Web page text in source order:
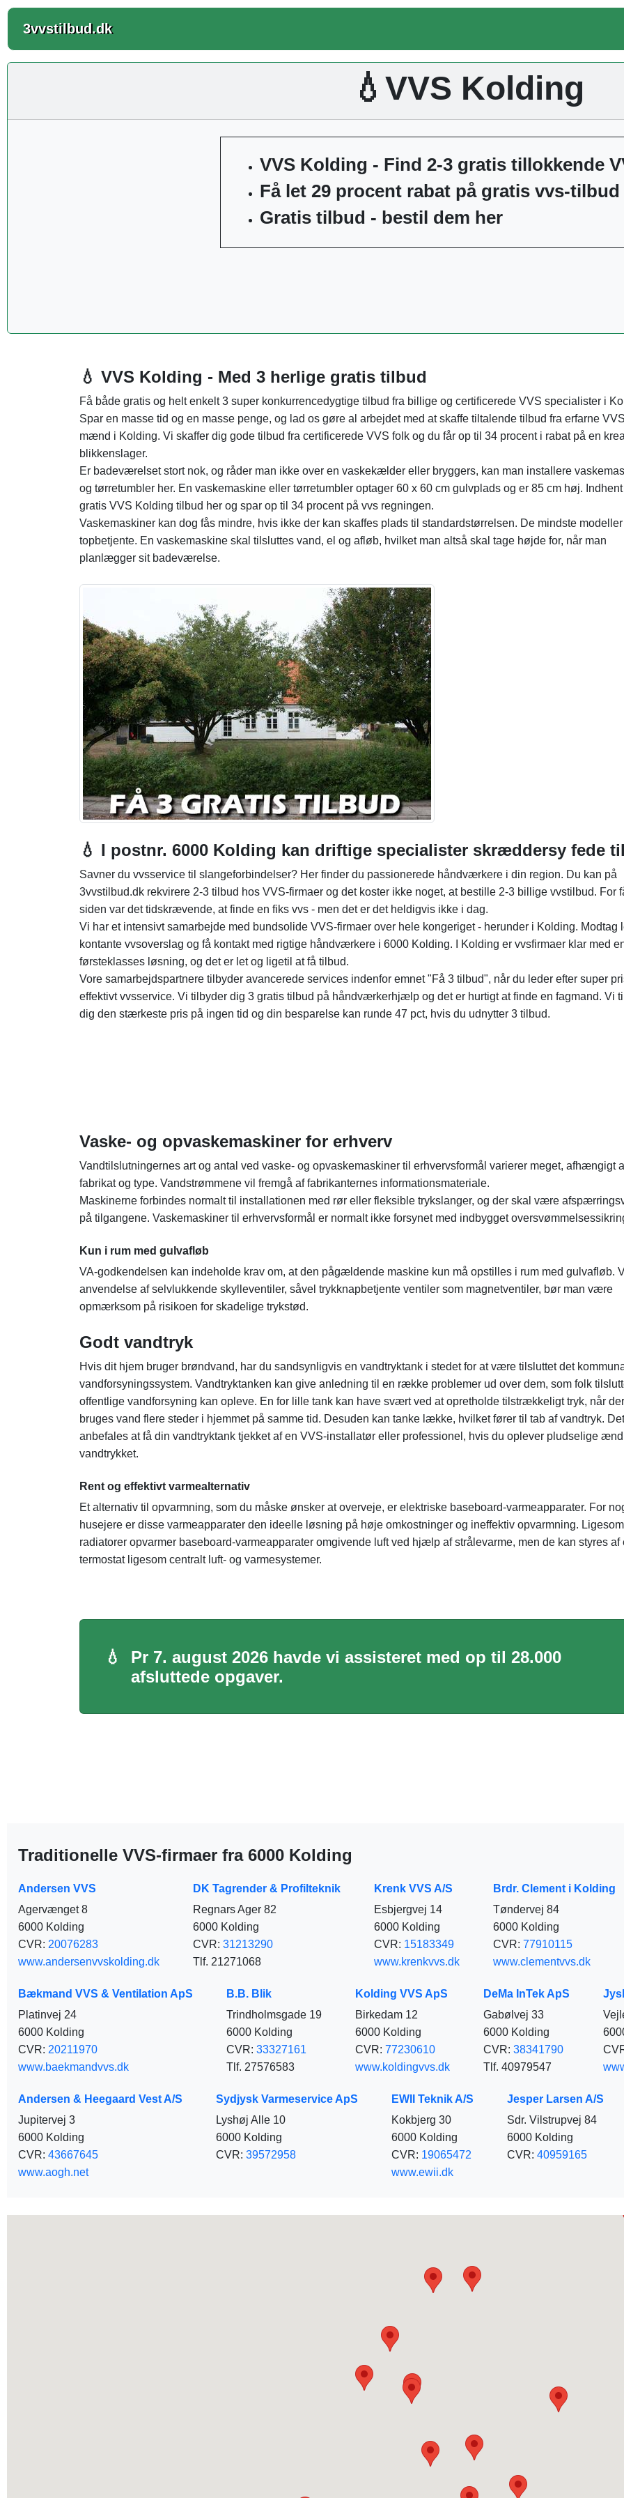
3vvstilbud.dk
💧VVS Kolding
VVS Kolding - Find 2-3 gratis tillokkende
Få let 29 procent rabat på gratis vvs-tilbud
Gratis tilbud - bestil dem her
💧 VVS Kolding - Med 3 herlige gratis tilbud
Få både gratis og helt enkelt 3 super konkurrencedygtige tilbud fra billige og certificerede VVS specialister i
Spar en masse tid og en masse penge, og lad os gøre al arbejdet med at skaffe tiltalende tilbud fra erfarne VVS
mænd i Kolding. Vi skaffer dig gode tilbud fra certificerede VVS folk og du får op til 34 procent i rabat på en
blikkenslager.
Er badeværelset stort nok, og råder man ikke over en vaskekælder eller bryggers, kan man installere
og tørretumbler her. En vaskemaskine eller tørretumbler optager 60 x 60 cm gulvplads og er 85 cm høj.
gratis VVS Kolding tilbud her og spar op til 34 procent på vvs regningen.
Vaskemaskiner kan dog fås mindre, hvis ikke der kan skaffes plads til standardstørrelsen. De mindste
topbetjente. En vaskemaskine skal tilsluttes vand, el og afløb, hvilket man altså skal tage højde for, når man
planlægger sit badeværelse.
💧 I postnr. 6000 Kolding kan driftige specialister skræddersy fede
Savner du vvsservice til slangeforbindelser? Her finder du passionerede håndværkere i din region. Du kan på
3vvstilbud.dk rekvirere 2-3 tilbud hos VVS-firmaer og det koster ikke noget, at bestille 2-3 billige vvstilbud. For
siden var det tidskrævende, at finde en fiks vvs - men det er det heldigvis ikke i dag.
Vi har et intensivt samarbejde med bundsolide VVS-firmaer over hele kongeriget - herunder i Kolding. Modtag
kontante vvsoverslag og få kontakt med rigtige håndværkere i 6000 Kolding. I Kolding er vvsfirmaer klar med
førsteklasses løsning, og det er let og ligetil at få tilbud.
Vore samarbejdspartnere tilbyder avancerede services indenfor emnet "Få 3 tilbud", når du leder efter super
effektivt vvsservice. Vi tilbyder dig 3 gratis tilbud på håndværkerhjælp og det er hurtigt at finde en fagmand. Vi
dig den stærkeste pris på ingen tid og din besparelse kan runde 47 pct, hvis du udnytter 3 tilbud.
Vaske- og opvaskemaskiner for erhverv
Vandtilslutningernes art og antal ved vaske- og opvaskemaskiner til erhvervsformål varierer meget, afhængigt
fabrikat og type. Vandstrømmene vil fremgå af fabrikanternes informationsmateriale.
Maskinerne forbindes normalt til installationen med rør eller fleksible trykslanger, og der skal være
på tilgangene. Vaskemaskiner til erhvervsformål er normalt ikke forsynet med indbygget
Kun i rum med gulvafløb
VA-godkendelsen kan indeholde krav om, at den pågældende maskine kun må opstilles i rum med gulvafløb.
anvendelse af selvlukkende skylleventiler, såvel trykknapbetjente ventiler som magnetventiler, bør man være
opmærksom på risikoen for skadelige trykstød.
Godt vandtryk
Hvis dit hjem bruger brøndvand, har du sandsynligvis en vandtryktank i stedet for at være tilsluttet det
vandforsyningssystem. Vandtryktanken kan give anledning til en række problemer ud over dem, som folk
offentlige vandforsyning kan opleve. En for lille tank kan have svært ved at opretholde tilstrækkeligt tryk, når der
bruges vand flere steder i hjemmet på samme tid. Desuden kan tanke lække, hvilket fører til tab af vandtryk. Det
anbefales at få din vandtryktank tjekket af en VVS-installatør eller professionel, hvis du oplever pludselige
vandtrykket.
Rent og effektivt varmealternativ
Et alternativ til opvarmning, som du måske ønsker at overveje, er elektriske baseboard-varmeapparater. For
husejere er disse varmeapparater den ideelle løsning på høje omkostninger og ineffektiv opvarmning. Ligesom
radiatorer opvarmer baseboard-varmeapparater omgivende luft ved hjælp af strålevarme, men de kan styres af
termostat ligesom centralt luft- og varmesystemer.
💧 Pr 7. august 2026 havde vi assisteret med op til 28.000
afsluttede opgaver.
Traditionelle VVS-firmaer fra 6000 Kolding
Andersen VVS
Agervænget 8
6000 Kolding
CVR: 20076283
www.andersenvvskolding.dk
DK Tagrender & Profilteknik
Regnars Ager 82
6000 Kolding
CVR: 31213290
Tlf. 21271068
Krenk VVS A/S
Esbjergvej 14
6000 Kolding
CVR: 15183349
www.krenkvvs.dk
Brdr. Clement i Kolding
Tøndervej 84
6000 Kolding
CVR: 77910115
www.clementvvs.dk
Bækmand VVS & Ventilation ApS
Platinvej 24
6000 Kolding
CVR: 20211970
www.baekmandvvs.dk
B.B. Blik
Trindholmsgade 19
6000 Kolding
CVR: 33327161
Tlf. 27576583
Kolding VVS ApS
Birkedam 12
6000 Kolding
CVR: 77230610
www.koldingvvs.dk
DeMa InTek ApS
Gabølvej 33
6000 Kolding
CVR: 38341790
Tlf. 40979547
Andersen & Heegaard Vest A/S
Jupitervej 3
6000 Kolding
CVR: 43667645
www.aogh.net
Sydjysk Varmeservice ApS
Lyshøj Alle 10
6000 Kolding
CVR: 39572958
EWII Teknik A/S
Kokbjerg 30
6000 Kolding
CVR: 19065472
www.ewii.dk
Jesper Larsen A/S
Sdr. Vilstrupvej 84
6000 Kolding
CVR: 40959165